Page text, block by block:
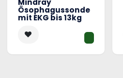
Mindray
Ösophagussonde
mit EKG bis 13kg